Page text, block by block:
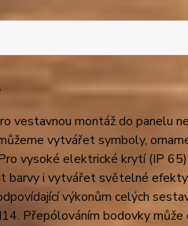
vestavnou montáž do panelu
vytvářet symboly,
vysoké elektrické krytí (IP
barvy i vytvářet světelné
výkonům celých
Přepólováním bodovky